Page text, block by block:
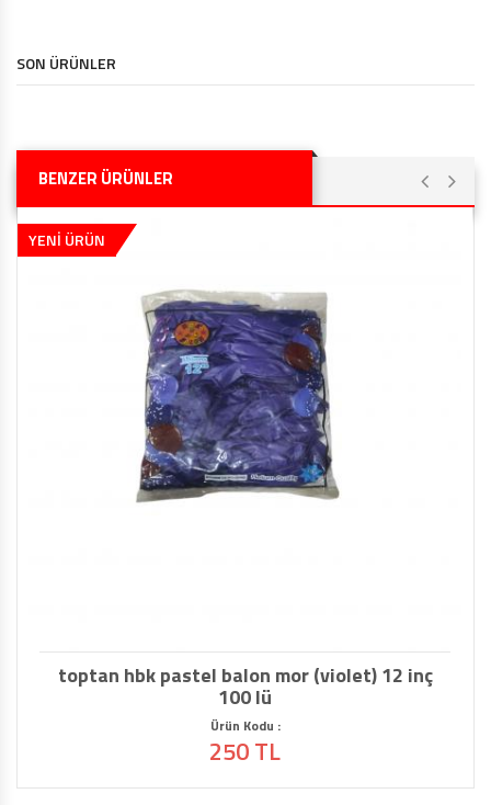
SON ÜRÜNLER
BENZER ÜRÜNLER
YENİ ÜRÜN
toptan hbk pastel balon mor (violet) 12 inç
100 lü
Ürün Kodu :
250 TL